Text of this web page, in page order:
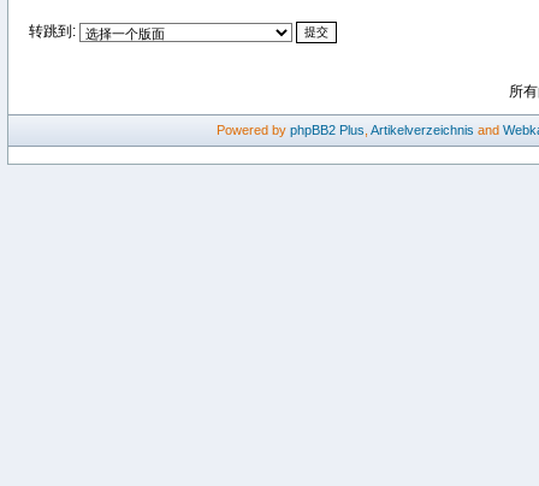
转跳到:
所
Powered by phpBB2 Plus Artikelverzeichnis and